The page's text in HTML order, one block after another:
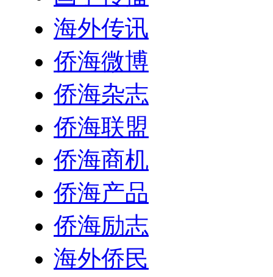
海外传讯
侨海微博
侨海杂志
侨海联盟
侨海商机
侨海产品
侨海励志
海外侨民